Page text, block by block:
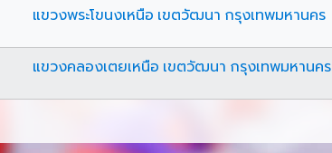
แขวงพระโขนงเหนือ เขตวัฒนา กรุงเทพมหานคร
แขวงคลองเตยเหนือ เขตวัฒนา กรุงเทพมหานคร